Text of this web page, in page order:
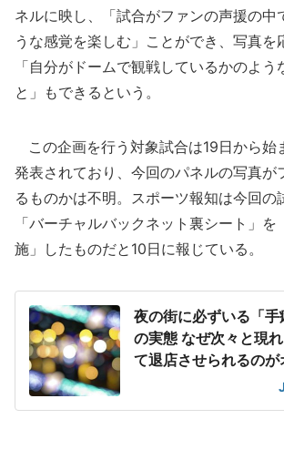
ネルに映し、「試合がファンの声援の中
うな感覚を楽しむ」ことができ、写真を
「自分がドームで観戦しているかのよう
と」もできるという。
この企画を行う対象試合は19日から始
発表されており、今回のパネルの写真が
るものかは不明。スポーツ報知は今回の
「バーチャルバックネット裏シート」を
施」したものだと10日に報じている。
夜の街に必ずいる「手
の実態 なぜ次々と現
て退店させられるのが